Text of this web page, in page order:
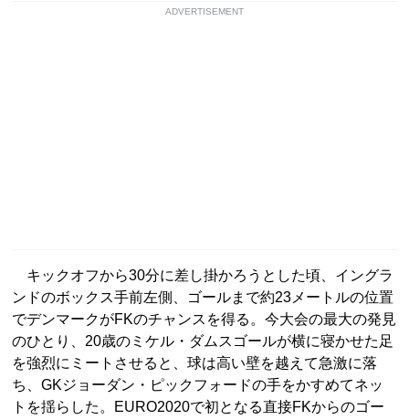
ADVERTISEMENT
キックオフから30分に差し掛かろうとした頃、イングラ
ンドのボックス手前左側、ゴールまで約23メートルの位置
でデンマークがFKのチャンスを得る。今大会の最大の発見
のひとり、20歳のミケル・ダムスゴールが横に寝かせた足
を強烈にミートさせると、球は高い壁を越えて急激に落
ち、GKジョーダン・ピックフォードの手をかすめてネッ
トを揺らした。EURO2020で初となる直接FKからのゴー